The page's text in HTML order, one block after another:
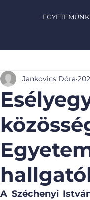
Jankovics Dóra
A Széchenyi